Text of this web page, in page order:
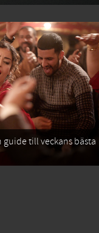
guide till veckans bästa